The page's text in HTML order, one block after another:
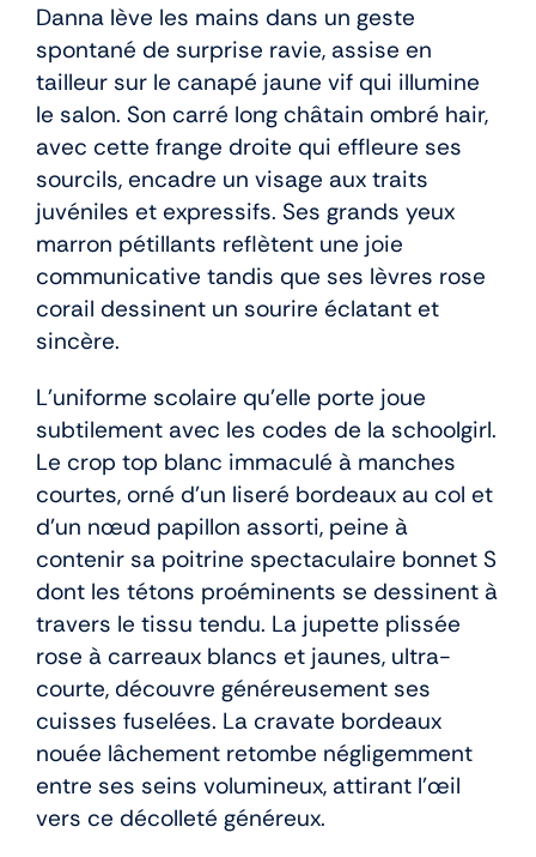
Danna lève les mains dans un geste
spontané de surprise ravie, assise en
tailleur sur le canapé jaune vif qui illumine
le salon. Son carré long châtain ombré hair,
avec cette frange droite qui effleure ses
sourcils, encadre un visage aux traits
juvéniles et expressifs. Ses grands yeux
marron pétillants reflètent une joie
communicative tandis que ses lèvres rose
corail dessinent un sourire éclatant et
sincère.
L’uniforme scolaire qu’elle porte joue
subtilement avec les codes de la schoolgirl.
Le crop top blanc immaculé à manches
courtes, orné d’un liseré bordeaux au col et
d’un nœud papillon assorti, peine à
contenir sa poitrine spectaculaire bonnet S
dont les tétons proéminents se dessinent à
travers le tissu tendu. La jupette plissée
rose à carreaux blancs et jaunes, ultra-
courte, découvre généreusement ses
cuisses fuselées. La cravate bordeaux
nouée lâchement retombe négligemment
entre ses seins volumineux, attirant l’œil
vers ce décolleté généreux.